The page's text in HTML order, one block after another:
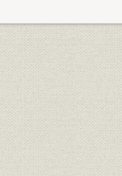
1
1
1
1